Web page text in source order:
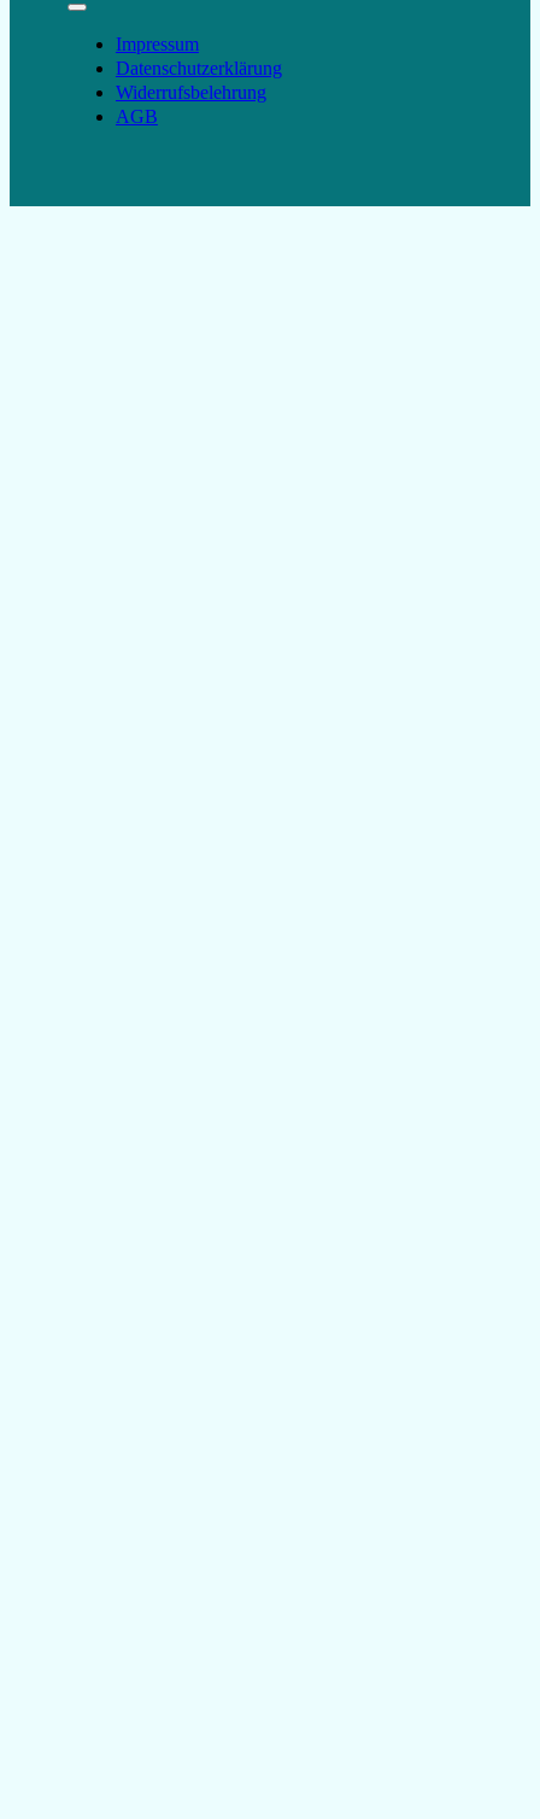
Impressum
Datenschutzerklärung
Widerrufsbelehrung
AGB